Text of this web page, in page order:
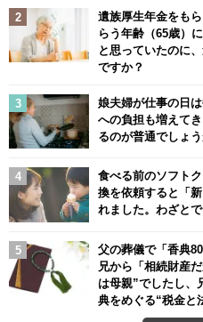
遺族厚生年金をも
らう年齢（65歳）
と思っていたのに
ですか？
娘夫婦が仕事の日
への負担も増えて
るのが普通でしょう
食べる前のソフト
換を依頼すると「
れました。わざと
父の葬儀で「香典
兄から「相続財産
は母親”でしたし、
典をめぐる“税金と